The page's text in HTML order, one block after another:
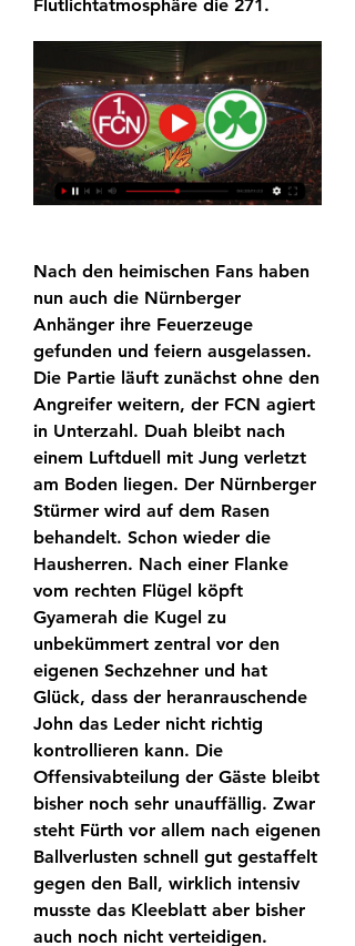
Flutlichtatmosphäre die 271.
Nach den heimischen Fans haben
nun auch die Nürnberger
Anhänger ihre Feuerzeuge
gefunden und feiern ausgelassen.
Die Partie läuft zunächst ohne den
Angreifer weitern, der FCN agiert
in Unterzahl. Duah bleibt nach
einem Luftduell mit Jung verletzt
am Boden liegen. Der Nürnberger
Stürmer wird auf dem Rasen
behandelt. Schon wieder die
Hausherren. Nach einer Flanke
vom rechten Flügel köpft
Gyamerah die Kugel zu
unbekümmert zentral vor den
eigenen Sechzehner und hat
Glück, dass der heranrauschende
John das Leder nicht richtig
kontrollieren kann. Die
Offensivabteilung der Gäste bleibt
bisher noch sehr unauffällig. Zwar
steht Fürth vor allem nach eigenen
Ballverlusten schnell gut gestaffelt
gegen den Ball, wirklich intensiv
musste das Kleeblatt aber bisher
auch noch nicht verteidigen.